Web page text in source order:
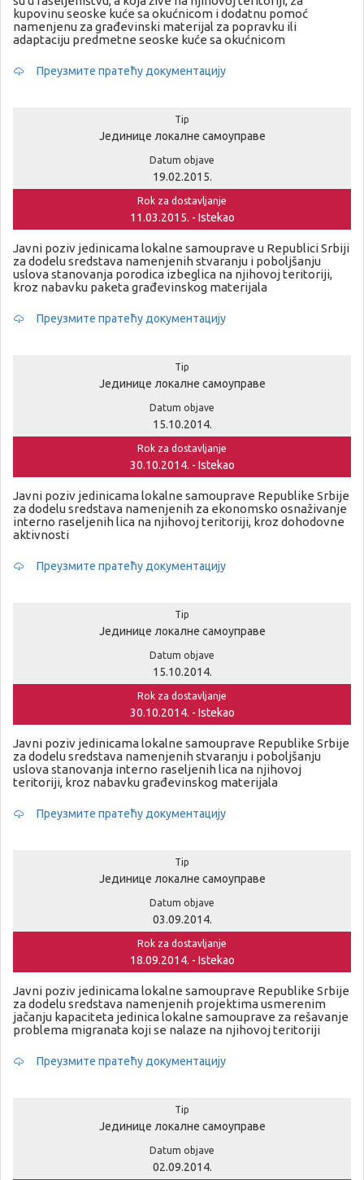
kupovinu seoske kuće sa okućnicom i dodatnu pomoć
namenjenu za građevinski materijal za popravku ili
adaptaciju predmetne seoske kuće sa okućnicom
Преузмите пратећу документацију
Tip
Јединице локалне самоуправе
Datum objave
19.02.2015.
Rok za dostavljanje
11.03.2015. - Istekao
Javni poziv jedinicama lokalne samouprave u Republici Srbiji
za dodelu sredstava namenjenih stvaranju i poboljšanju
uslova stanovanja porodica izbeglica na njihovoj teritoriji,
kroz nabavku paketa građevinskog materijala
Преузмите пратећу документацију
Tip
Јединице локалне самоуправе
Datum objave
15.10.2014.
Rok za dostavljanje
30.10.2014. - Istekao
Javni poziv jedinicama lokalne samouprave Republike Srbije
za dodelu sredstava namenjenih za ekonomsko osnaživanje
interno raseljenih lica na njihovoj teritoriji, kroz dohodovne
aktivnosti
Преузмите пратећу документацију
Tip
Јединице локалне самоуправе
Datum objave
15.10.2014.
Rok za dostavljanje
30.10.2014. - Istekao
Javni poziv jedinicama lokalne samouprave Republike Srbije
za dodelu sredstava namenjenih stvaranju i poboljšanju
uslova stanovanja interno raseljenih lica na njihovoj
teritoriji, kroz nabavku građevinskog materijala
Преузмите пратећу документацију
Tip
Јединице локалне самоуправе
Datum objave
03.09.2014.
Rok za dostavljanje
18.09.2014. - Istekao
Javni poziv jedinicama lokalne samouprave Republike Srbije
za dodelu sredstava namenjenih projektima usmerenim
jačanju kapaciteta jedinica lokalne samouprave za rešavanje
problema migranata koji se nalaze na njihovoj teritoriji
Преузмите пратећу документацију
Tip
Јединице локалне самоуправе
Datum objave
02.09.2014.